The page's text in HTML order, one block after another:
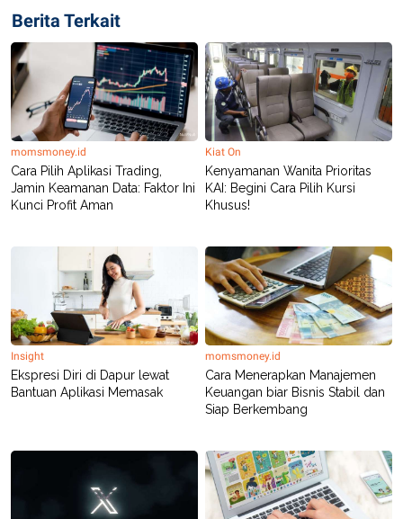
Berita Terkait
momsmoney.id
Cara Pilih Aplikasi Trading,
Jamin Keamanan Data: Faktor Ini
Kunci Profit Aman
Kiat On
Kenyamanan Wanita Prioritas
KAI: Begini Cara Pilih Kursi
Khusus!
Insight
Ekspresi Diri di Dapur lewat
Bantuan Aplikasi Memasak
momsmoney.id
Cara Menerapkan Manajemen
Keuangan biar Bisnis Stabil dan
Siap Berkembang